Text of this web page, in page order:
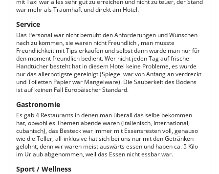
mit Taxi war alles sehr gut zu erreichen und nicht zu teuer, der Stand
war mehr als Traumhaft und direkt am Hotel.
Service
Das Personal war nicht bemüht den Anforderungen und Wünschen
nach zu kommen, sie waren nicht Freundlich , man musste
Freundlichkeit mit Tips erkaufen und selbst dann wurde man nur für
den moment freundlich bedient. Wer nicht jeden Tag auf frische
Handtücher besteht hat in diesem Hotel keine Probleme, es wurde
nur das allernötigste gereinigt (Spiegel war von Anfang an verdreckt
und Toiletten Papier war Mangelware). Die Sauberkeit des Bodens
ist auf keinen Fall Europäischer Standard.
Gastronomie
Es gab 4 Restaurants in denen man überall das selbe bekommen
hat, obwohl es Themen abende waren (italienisch, International,
cubanisch), das Besteck war immer mit Essensresten voll, genauso
wie die Teller, all-inklusive hat sich bei uns nur mit den Getränken
gelohnt, denn wir waren meist auswärts essen und haben ca. 5 Kilo
im Urlaub abgenommen, weil das Essen nicht essbar war.
Sport / Wellness